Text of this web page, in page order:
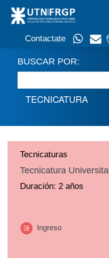
Contactate
BUSCAR POR:
Tecnicaturas
Tecnicatura
Duración: 2 años
Ingreso